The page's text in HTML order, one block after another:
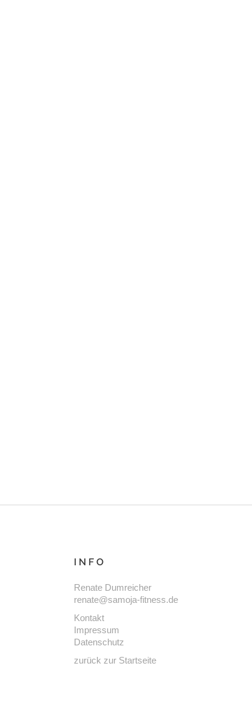
INFO
Renate Dumreicher
renate@samoja-fitness.de
Kontakt
Impressum
Datenschutz
zurück zur Startseite